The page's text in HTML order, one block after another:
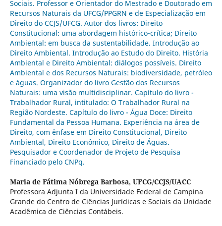
Sociais. Professor e Orientador do Mestrado e Doutorado em
Recursos Naturais da UFCG/PPGRN e de Especialização em
Direito do CCJS/UFCG. Autor dos livros: Direito
Constitucional: uma abordagem histórico-crítica; Direito
Ambiental: em busca da sustentabilidade. Introdução ao
Direito Ambiental. Introdução ao Estudo do Direito. História
Ambiental e Direito Ambiental: diálogos possíveis. Direito
Ambiental e dos Recursos Naturais: biodiversidade, petróleo
e águas. Organizador do livro Gestão dos Recursos
Naturais: uma visão multidisciplinar. Capítulo do livro -
Trabalhador Rural, intitulado: O Trabalhador Rural na
Região Nordeste. Capítulo do livro - Água Doce: Direito
Fundamental da Pessoa Humana. Experiência na área de
Direito, com ênfase em Direito Constitucional, Direito
Ambiental, Direito Econômico, Direito de Águas.
Pesquisador e Coordenador de Projeto de Pesquisa
Financiado pelo CNPq.
Maria de Fátima Nóbrega Barbosa, UFCG/CCJS/UACC
Professora Adjunta I da Universidade Federal de Campina
Grande do Centro de Ciências Jurídicas e Sociais da Unidade
Acadêmica de Ciências Contábeis.